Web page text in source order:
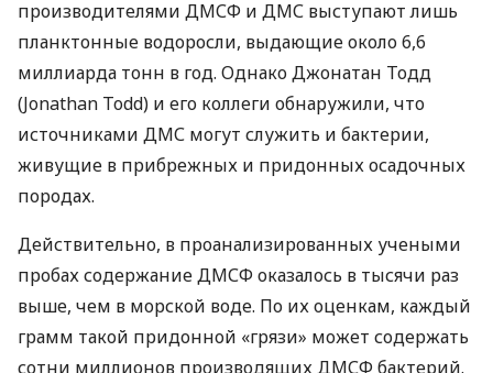
производителями ДМСФ и ДМС выступают лишь
планктонные водоросли, выдающие около 6,6
миллиарда тонн в год. Однако Джонатан Тодд
(Jonathan Todd) и его коллеги обнаружили, что
источниками ДМС могут служить и бактерии,
живущие в прибрежных и придонных осадочных
породах.
Действительно, в проанализированных учеными
пробах содержаниеДМСФоказалось в тысячи раз
выше, чем в морской воде. По их оценкам, каждый
грамм такой придонной «грязи» может содержать
сотни миллионов производящихДМСФбактерий.